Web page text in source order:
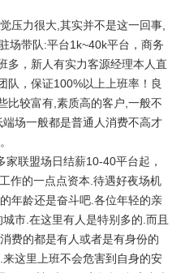
压力很大,其实并不是这一回事,
场带队:平台1k~40k平台，商务
多，新人有实力客源经理本人直
队，保证100%以上上班率！良
比较富有,素质高的客户,一般不
场一般都是普通人消费不高才
联盟场日结薪10-40平台起，
作的一点点资本.待遇好夜场机
年龄还是奋斗吧.各位年轻的亲
市.在这里有人是特别多的.而且
费的都是有人或者是有身份的
这里上班不会危害到自身的安